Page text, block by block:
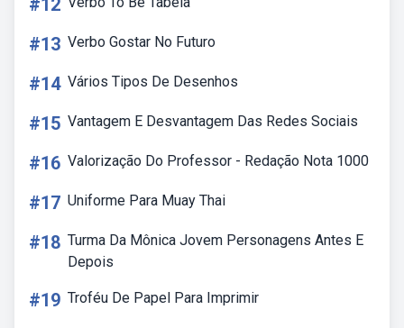
#12
#13 Verbo Gostar No Futuro
#14 Vários Tipos De Desenhos
#15 Vantagem E Desvantagem Das Redes Sociais
#16 Valorização Do Professor - Redação Nota 1000
#17 Uniforme Para Muay Thai
#18 Turma Da Mônica Jovem Personagens Antes E
Depois
#19 Troféu De Papel Para Imprimir